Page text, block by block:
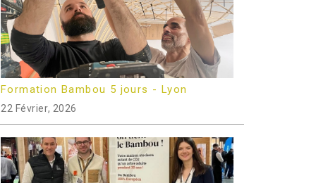
Formation Bambou 5 jours - Lyon
22 Février, 2026